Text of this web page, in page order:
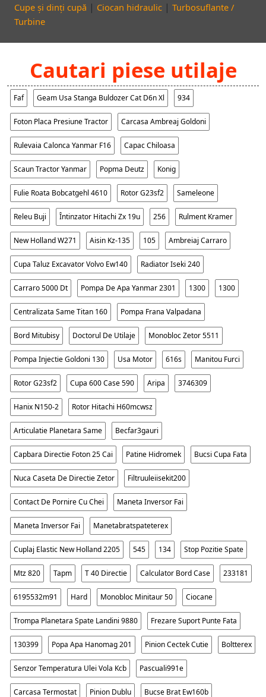
Cupe și dinți cupă | Ciocan hidraulic | Turbosuflante /
Turbine
Cautari piese utilaje
Faf Geam Usa Stanga Buldozer Cat D6n Xl 934
Foton Placa Presiune Tractor Carcasa Ambreaj Goldoni
Rulevaia Calonca Yanmar F16 Capac Chiloasa
Scaun Tractor Yanmar Popma Deutz Konig
Fulie Roata Bobcatgehl 4610 Rotor G23sf2 Sameleone
Releu Buji Întinzator Hitachi Zx 19u 256 Rulment Kramer
New Holland W271 Aisin Kz-135 105 Ambreiaj Carraro
Cupa Taluz Excavator Volvo Ew140 Radiator Iseki 240
Carraro 5000 Dt Pompa De Apa Yanmar 2301 1300 1300
Centralizata Same Titan 160 Pompa Frana Valpadana
Bord Mitubisy Doctorul De Utilaje Monobloc Zetor 5511
Pompa Injectie Goldoni 130 Usa Motor 616s Manitou Furci
Rotor G23sf2 Cupa 600 Case 590 Aripa 3746309
Hanix N150-2 Rotor Hitachi H60mcwsz
Articulatie Planetara Same Becfar3gauri
Capbara Directie Foton 25 Cai Patine Hidromek Bucsi Cupa Fata
Nuca Caseta De Directie Zetor Filtruuleiisekit200
Contact De Pornire Cu Chei Maneta Inversor Fai
Maneta Inversor Fai Manetabratspateterex
Cuplaj Elastic New Holland 2205 545 134 Stop Pozitie Spate
Mtz 820 Tapm T 40 Directie Calculator Bord Case 233181
6195532m91 Hard Monobloc Minitaur 50 Ciocane
Trompa Planetara Spate Landini 9880 Frezare Suport Punte Fata
130399 Popa Apa Hanomag 201 Pinion Cectek Cutie Boltterex
Senzor Temperatura Ulei Vola Kcb Pascuali991e
Carcasa Termostat Pinion Dublu Bucse Brat Ew160b